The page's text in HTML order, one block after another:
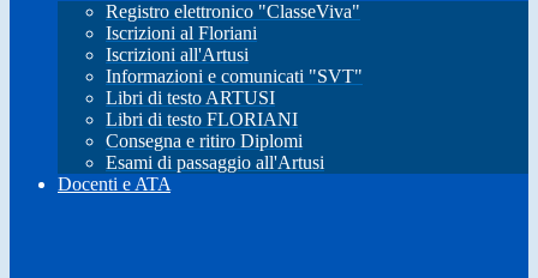
Registro elettronico "ClasseViva"
Iscrizioni al Floriani
Iscrizioni all'Artusi
Informazioni e comunicati "SVT"
Libri di testo ARTUSI
Libri di testo FLORIANI
Consegna e ritiro Diplomi
Esami di passaggio all'Artusi
Docenti e ATA